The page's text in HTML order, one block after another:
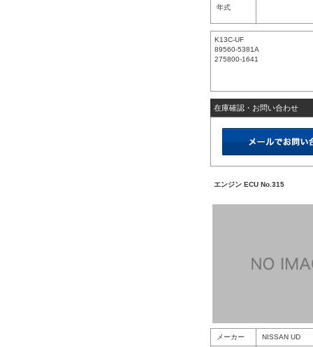
年式
K13C-UF
89560-5381A
275800-1641
在庫確認・お問い合わせ
エンジン ECU No.315
メーカー NISSAN UD